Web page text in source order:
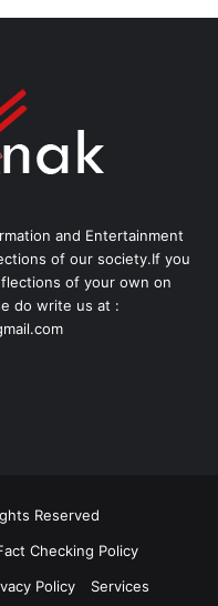
and Entertainment
of our society.If you
of your own on
do write us at :
Reserved
Checking Policy
Policy Services